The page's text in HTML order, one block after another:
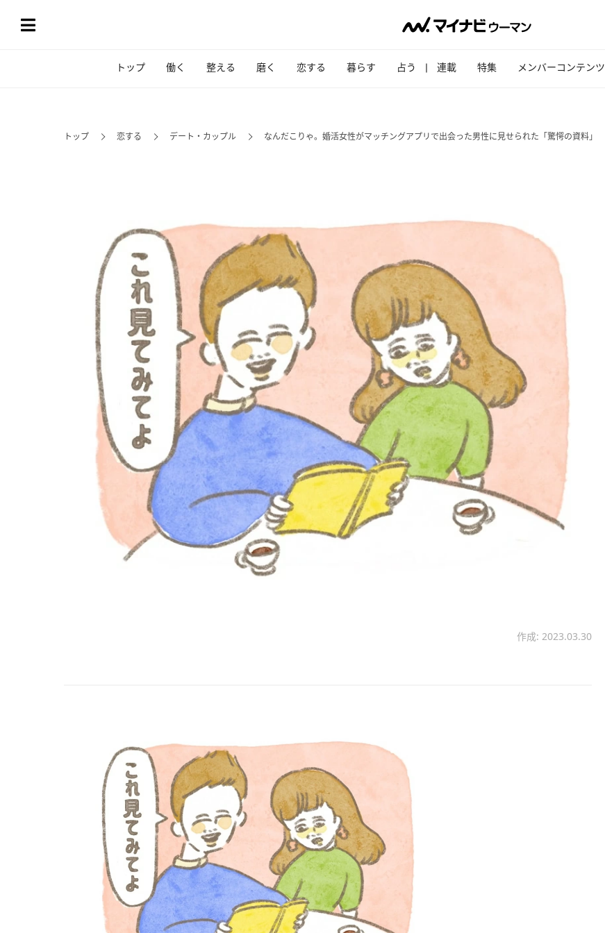
トップ 働く 整える 磨く 恋する 暮らす 占う 連載 特集 メンバーコンテンツ
トップ 恋する デート・カップル なんだこりゃ。婚活女性がマッチングアプリで出会った男性に見せられた「驚愕の資料」
作成: 2023.03.30